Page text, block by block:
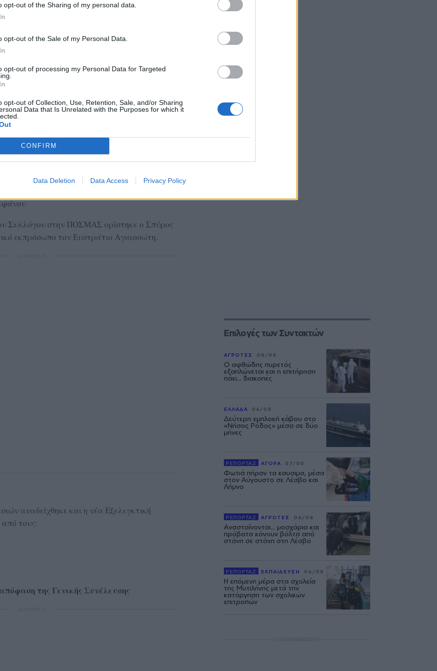
opt-out of the Sharing of my personal data.
opt-out of the Sale of my Personal Data.
opt-out of processing my Personal Data for Targeted
opt-out of Collection, Use, Retention, Sale, and/or Sharing
Data that Is Unrelated with the Purposes for which it
CONFIRM
Data Deletion Data Access Privacy Policy
νέο Διοικητικό Συμβούλιο του Συλλόγου, το
Φραγκόπουλος
οι:
Συλλόγου στην ΠΟΣΜΑΣ ορίστηκε ο Σπύρος
εκπρόσωπο τον Ευστράτιο Αγιασσώτη.
αναδείχθηκε και η νέα Εξελεγκτική
τους:
της Γενικής Συνέλευσης
Επιλογές των Συντακτών
ΑΓΡΟΤΕΣ 08/08
Ο αφθώδης πυρετός
εξαπλώνεται και η επιτήρηση
πάει... διακοπές
ΕΛΛΑΔΑ 06/08
Δεύτερη εμπλοκή κάβου στο
«Νήσος Ρόδος» μέσα σε δύο
μήνες
ΡΕΠΟΡΤΑΖ ΑΓΟΡΑ 07/08
Φωτιά πήραν τα καυσιμα, μέσα
στον Αύγουστο σε Λέσβο και
Λήμνο
ΡΕΠΟΡΤΑΖ ΑΓΡΟΤΕΣ 06/08
Ανασταίνονται... μοσχάρια και
πρόβατα κάνουν βόλτα από
στάνη σε στάνη στη Λέσβο
ΡΕΠΟΡΤΑΖ ΕΚΠΑΙΔΕΥΣΗ 06/08
Η επόμενη μέρα στα σχολεία
της Μυτιλήνης μετά την
κατάργηση των σχολικών
επιτροπών